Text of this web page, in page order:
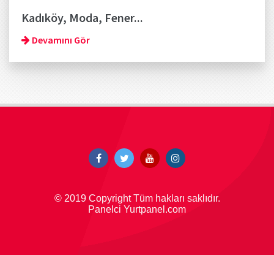
Kadıköy, Moda, Fener...
Devamını Gör
© 2019 Copyright Tüm hakları saklıdır.
Panelci Yurtpanel.com